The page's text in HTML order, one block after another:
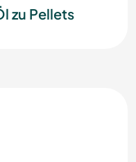
zu Pellets